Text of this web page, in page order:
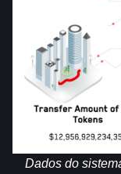
Dados do